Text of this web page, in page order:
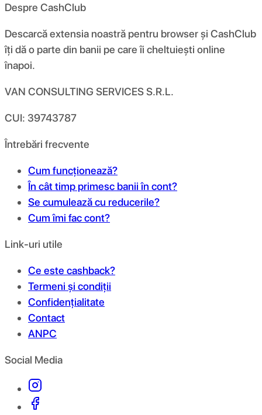
Despre CashClub
Descarcă extensia noastră pentru browser și CashClub
îți dă o parte din banii pe care îi cheltuiești online
înapoi.
VAN CONSULTING SERVICES S.R.L.
CUI: 39743787
Întrebări frecvente
Cum funcționează?
În cât timp primesc banii în cont?
Se cumulează cu reducerile?
Cum îmi fac cont?
Link-uri utile
Ce este cashback?
Termeni și condiții
Confidențialitate
Contact
ANPC
Social Media